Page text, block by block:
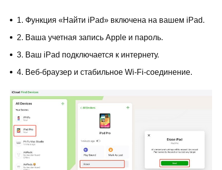
1. Функция «Найти iPad» включена на вашем iPad.
2. Ваша учетная запись Apple и пароль.
3. Ваш iPad подключается к интернету.
4. Веб-браузер и стабильное Wi-Fi-соединение.